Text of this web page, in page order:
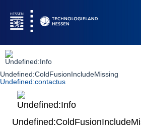
Startseite
Undefined:ColdFusionIncludeMissing
Undefined:contactus